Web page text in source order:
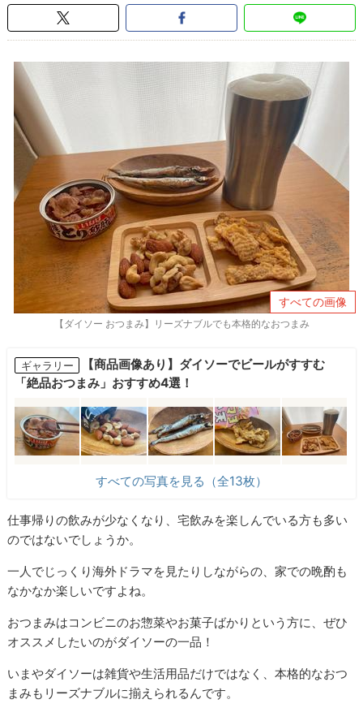
すべての画像
【ダイソー おつまみ】リーズナブルでも本格的なおつまみ
ギャラリー
【商品画像あり】ダイソーでビールがすすむ
「絶品おつまみ」おすすめ4選！
すべての写真を見る（全13枚）
仕事帰りの飲みが少なくなり、宅飲みを楽しんでいる方も多い
のではないでしょうか。
一人でじっくり海外ドラマを見たりしながらの、家での晩酌も
なかなか楽しいですよね。
おつまみはコンビニのお惣菜やお菓子ばかりという方に、ぜひ
オススメしたいのがダイソーの一品！
いまやダイソーは雑貨や生活用品だけではなく、本格的なおつ
まみもリーズナブルに揃えられるんです。